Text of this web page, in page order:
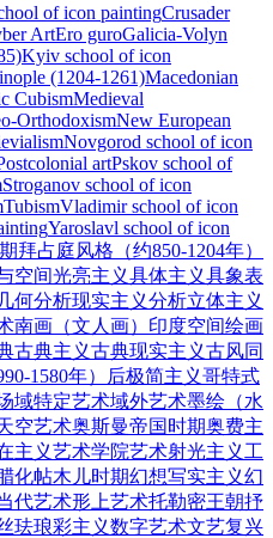
of icon paintingCrusader
ArtEro guroGalicia-Volyn
Kyiv school of icon
(1204-1261)Macedonian
CubismMedieval
OrthodoxismNew European
Novgorod school of icon
artPskov school of
Stroganov school of icon
TubismVladimir school of icon
Yaroslavl school of icon
拜占庭风格（约850-1204年）
空间光亮主义具体主义具象表
几何分析现实主义分析立体主义
南画（文人画） 印度空间绘画
古典主义古典现实主义古风同
1580年） 后极简主义哥特式
域特定艺术域外艺术墨绘（水
空艺术奥斯曼帝国时期奥费主
主义艺术学院艺术射光主义 工
化帖木儿时期幻想写实主义幻
代艺术形上艺术托勒密王朝抒
珐琅彩主义数字艺术文艺复兴